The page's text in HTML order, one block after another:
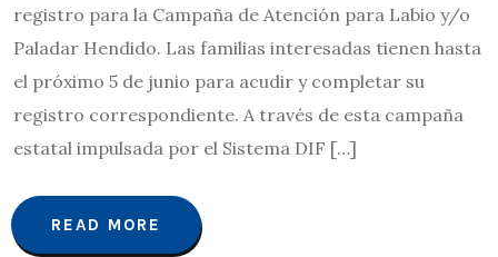
registro para la Campaña de Atención para Labio y/o
Paladar Hendido. Las familias interesadas tienen hasta
el próximo 5 de junio para acudir y completar su
registro correspondiente. A través de esta campaña
estatal impulsada por el Sistema DIF […]
READ MORE